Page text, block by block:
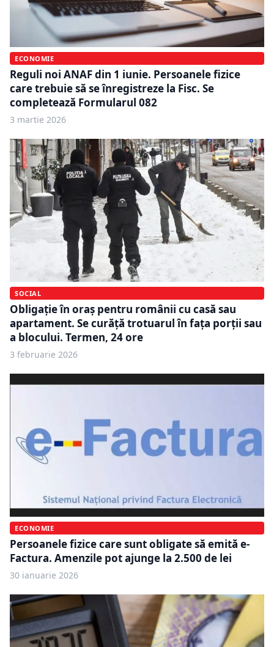
ECONOMIE
Reguli noi ANAF din 1 iunie. Persoanele fizice
care trebuie să se înregistreze la Fisc. Se
completează Formularul 082
3 martie 2026
SOCIAL
Obligație în oraș pentru românii cu casă sau
apartament. Se curăță trotuarul în fața porții sau
a blocului. Termen, 24 ore
3 februarie 2026
ECONOMIE
Persoanele fizice care sunt obligate să emită e-
Factura. Amenzile pot ajunge la 2.500 de lei
30 ianuarie 2026